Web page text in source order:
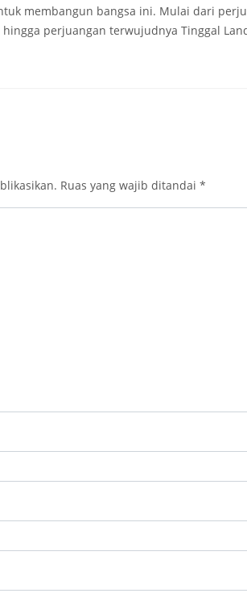
membangun bangsa ini. Mulai dari
hingga perjuangan terwujudnya Tinggal
Ruas yang wajib ditandai *